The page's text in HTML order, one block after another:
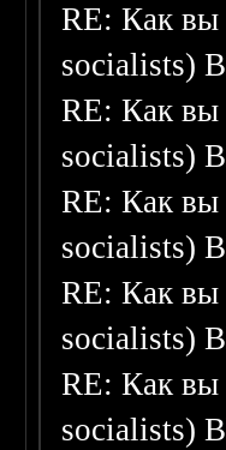
RE: Как вы
socialists)
RE: Как вы
socialists)
RE: Как вы
socialists)
RE: Как вы
socialists)
RE: Как вы
socialists)